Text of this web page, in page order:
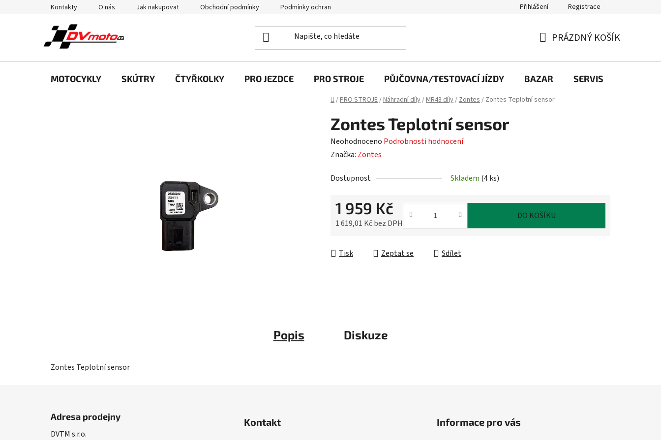
Kontakty O nás Jak nakupovat Obchodní podmínky Podmínky ochrany osobních údajů Přihlášení Registrace
KOŠÍK
PRÁZDNÝ KOŠÍK
MOTOCYKLY SKÚTRY ČTYŘKOLKY PRO JEZDCE PRO STROJE PŮJČOVNA/TESTOVACÍ JÍZDY BAZAR SERVIS
Domů
/PRO STROJE/Náhradní díly/MR43 díly/Zontes/ Zontes Teplotní sensor
Zontes Teplotní sensor
Průměrné
hodnocení
je
Neohodnoceno Podrobnosti hodnocení
Značka: Zontes
Dostupnost Skladem (4 ks)
1 959 Kč
1 619,01 Kč bez DPH
DO KOŠÍKU
Tisk Zeptat se Sdílet
Popis Diskuze
Zontes Teplotní sensor
Adresa prodejny
DVTM s.r.o.
Kontakt Informace pro vás